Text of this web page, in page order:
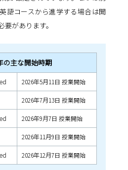
語コースから進学する場合は開
があります。
の主な開始時期
2026年5月11日 授業開始
2026年7月13日 授業開始
2026年9月7日 授業開始
2026年11月9日 授業開始
2026年12月7日 授業開始